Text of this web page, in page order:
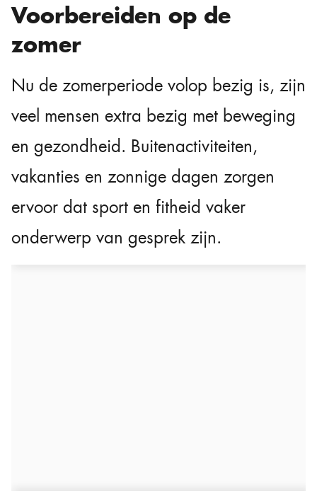
Voorbereiden op de
zomer
Nu de zomerperiode volop bezig is, zijn
veel mensen extra bezig met beweging
en gezondheid. Buitenactiviteiten,
vakanties en zonnige dagen zorgen
ervoor dat sport en fitheid vaker
onderwerp van gesprek zijn.